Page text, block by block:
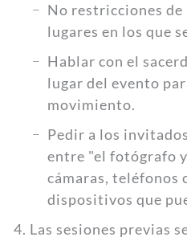
No restricciones de
lugares en los que
Hablar con el
lugar del evento
movimiento.
Pedir a los
entre "el fotógrafo
cámaras, teléfonos
dispositivos que
4. Las sesiones previas